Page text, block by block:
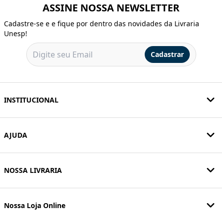
ASSINE NOSSA NEWSLETTER
Cadastre-se e e fique por dentro das novidades da Livraria
Unesp!
Cadastrar
INSTITUCIONAL
AJUDA
NOSSA LIVRARIA
Nossa Loja Online